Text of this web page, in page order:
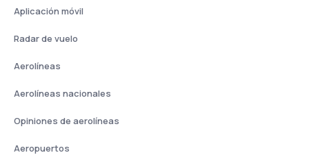
Aplicación móvil
Radar de vuelo
Aerolíneas
Aerolíneas nacionales
Opiniones de aerolíneas
Aeropuertos